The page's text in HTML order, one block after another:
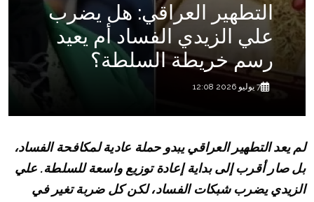
التطهير العراقي: هل يضرب
علي الزيدي الفساد أم يعيد
رسم خريطة السلطة؟
7 يوليو 2026 12:08
لم يعد التطهير العراقي يبدو حملة عادية لمكافحة الفساد،
بل صار أقرب إلى بداية إعادة توزيع واسعة للسلطة. علي
الزيدي يضرب شبكات الفساد، لكن كل ضربة تغير في